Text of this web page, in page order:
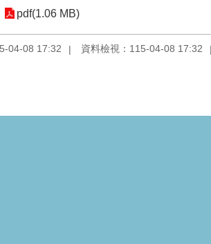
pdf(1.06 MB)
04-08 17:32 資料檢視：115-04-08 17:32